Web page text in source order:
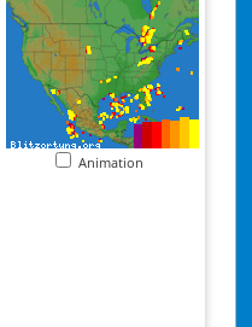
Animation